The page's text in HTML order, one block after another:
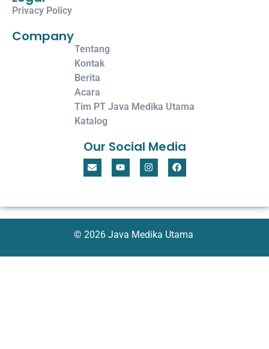
Privacy Policy
Tentang
Kontak
Berita
Acara
Tim PT Java Medika Utama
Katalog
Company
Our Social Media
© 2026 Java Medika Utama